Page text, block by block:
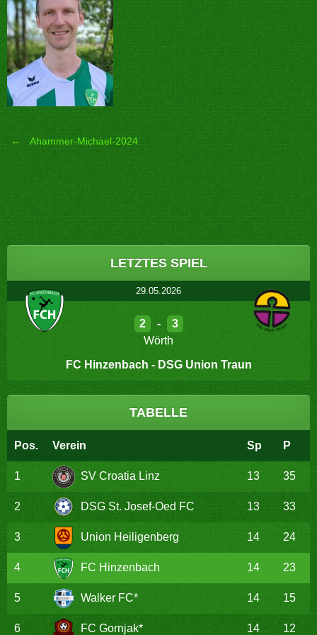
Post
navigation
← Ahammer-Michael-2024
LETZTES SPIEL
29.05.2026
2 -
3
Wörth
FC Hinzenbach - DSG Union Traun
TABELLE
Pos. Verein Sp P
1 SV Croatia Linz 13 35
2 DSG St. Josef-Oed FC 13 33
3 Union Heiligenberg 14 24
4 FC Hinzenbach 14 23
5 Walker FC* 14 15
6 FC Gornjak* 14 12